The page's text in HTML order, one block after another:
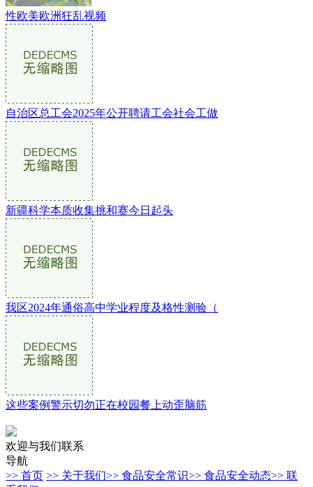
性欧美欧洲狂乱视频
自治区总工会2025年公开聘请工会社会工做
新疆科学本质收集挑和赛今日起头
我区2024年通俗高中学业程度及格性测验（
这些案例警示切勿正在校园餐上动歪脑筋
欢迎与我们联系
导航
>> 首页 >> 关于我们>> 食品安全常识>> 食品安全动态>> 联